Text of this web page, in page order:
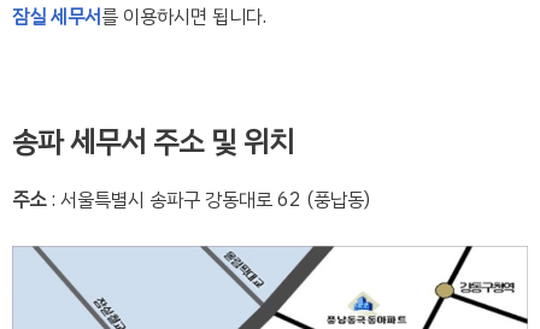
잠실 세무서를 이용하시면 됩니다.
송파 세무서 주소 및 위치
주소: 서울특별시 송파구 강동대로 62 (풍납동)